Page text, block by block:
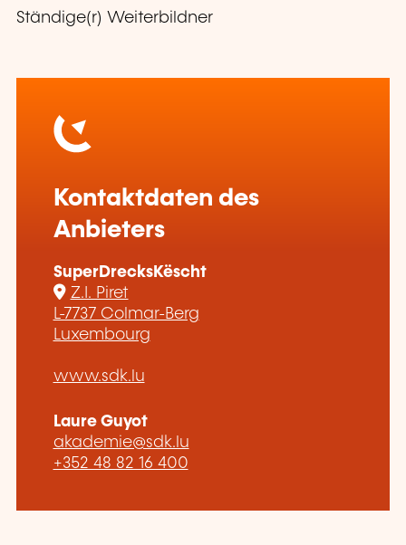
Ständige(r) Weiterbildner
Kontaktdaten des
Anbieters
SuperDrecksKëscht
Z.I. Piret
L-7737 Colmar-Berg
Luxembourg
www.sdk.lu
Laure Guyot
akademie@sdk.lu
+352 48 82 16 400